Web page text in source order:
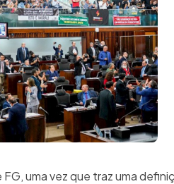
uma vez que traz uma